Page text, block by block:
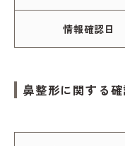
情報確認日
鼻整形に関する確